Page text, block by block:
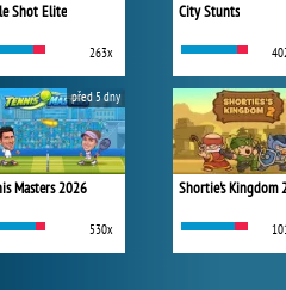
Shot Elite
263x
Masters 2026
530x
před 5 dny
City Stunts
Shortie's Kingdom